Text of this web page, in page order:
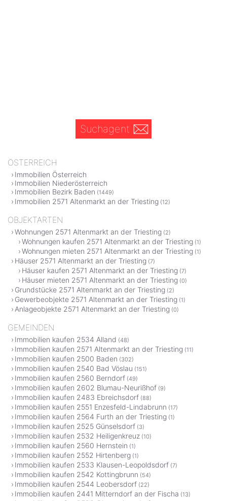
Suchagent
ÖSTERREICH
Immobilien Österreich
Immobilien Niederösterreich
Immobilien Bezirk Baden (1449)
Immobilien 2571 Altenmarkt an der Triesting (12)
OBJEKTARTEN
Wohnungen 2571 Altenmarkt an der Triesting (2)
Wohnungen kaufen 2571 Altenmarkt an der Triesting (1)
Wohnungen mieten 2571 Altenmarkt an der Triesting (1)
Häuser 2571 Altenmarkt an der Triesting (7)
Häuser kaufen 2571 Altenmarkt an der Triesting (7)
Häuser mieten 2571 Altenmarkt an der Triesting (0)
Grundstücke 2571 Altenmarkt an der Triesting (2)
Gewerbeobjekte 2571 Altenmarkt an der Triesting (1)
Anlageobjekte 2571 Altenmarkt an der Triesting (0)
GEMEINDEN
Immobilien kaufen 2534 Alland (48)
Immobilien kaufen 2571 Altenmarkt an der Triesting (11)
Immobilien kaufen 2500 Baden (302)
Immobilien kaufen 2540 Bad Vöslau (151)
Immobilien kaufen 2560 Berndorf (49)
Immobilien kaufen 2602 Blumau-Neurißhof (9)
Immobilien kaufen 2483 Ebreichsdorf (88)
Immobilien kaufen 2551 Enzesfeld-Lindabrunn (17)
Immobilien kaufen 2564 Furth an der Triesting (1)
Immobilien kaufen 2525 Günselsdorf (3)
Immobilien kaufen 2532 Heiligenkreuz (10)
Immobilien kaufen 2560 Hernstein (1)
Immobilien kaufen 2552 Hirtenberg (1)
Immobilien kaufen 2533 Klausen-Leopoldsdorf (7)
Immobilien kaufen 2542 Kottingbrunn (54)
Immobilien kaufen 2544 Leobersdorf (22)
Immobilien kaufen 2441 Mitterndorf an der Fischa (13)